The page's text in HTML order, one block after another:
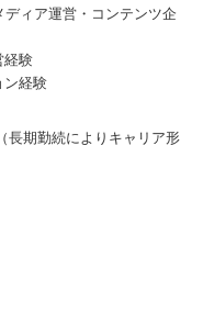
ディア運営・コンテンツ企
経験
ン経験
長期勤続によりキャリア形